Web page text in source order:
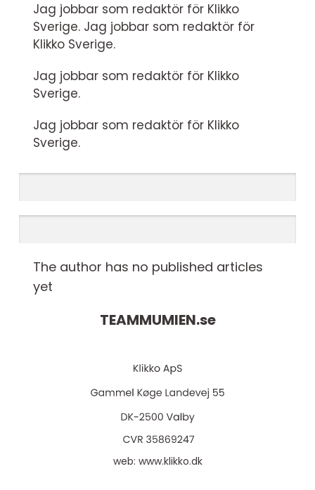
Jag jobbar som redaktör för Klikko
Sverige. Jag jobbar som redaktör för
Klikko Sverige.
Jag jobbar som redaktör för Klikko
Sverige.
Jag jobbar som redaktör för Klikko
Sverige.
The author has no published articles
yet
TEAMMUMIEN.se
web: www.klikko.dk